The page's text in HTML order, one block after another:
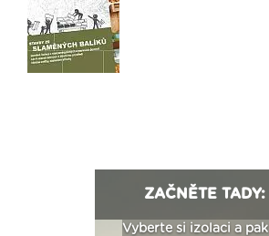
ZAČNĚTE TADY:
Vyberte si izolaci a pak